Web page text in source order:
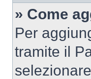
» Come
Per
tramite il